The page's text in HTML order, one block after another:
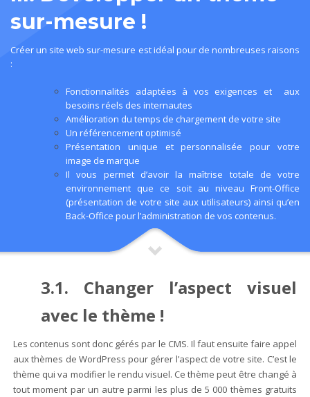
sur-mesure !
Créer un site web sur-mesure est idéal pour de nombreuses raisons
:
Fonctionnalités adaptées à vos exigences et aux
besoins réels des internautes
Amélioration du temps de chargement de votre site
Un référencement optimisé
Présentation unique et personnalisée pour votre
image de marque
Il vous permet d’avoir la maîtrise totale de votre
environnement que ce soit au niveau Front-Office
(présentation de votre site aux utilisateurs) ainsi qu’en
Back-Office pour l’administration de vos contenus.
3.1. Changer l’aspect visuel
avec le thème !
Les contenus sont donc gérés par le CMS. Il faut ensuite faire appel
aux thèmes de WordPress pour gérer l’aspect de votre site. C’est le
thème qui va modifier le rendu visuel. Ce thème peut être changé à
tout moment par un autre parmi les plus de 5 000 thèmes gratuits